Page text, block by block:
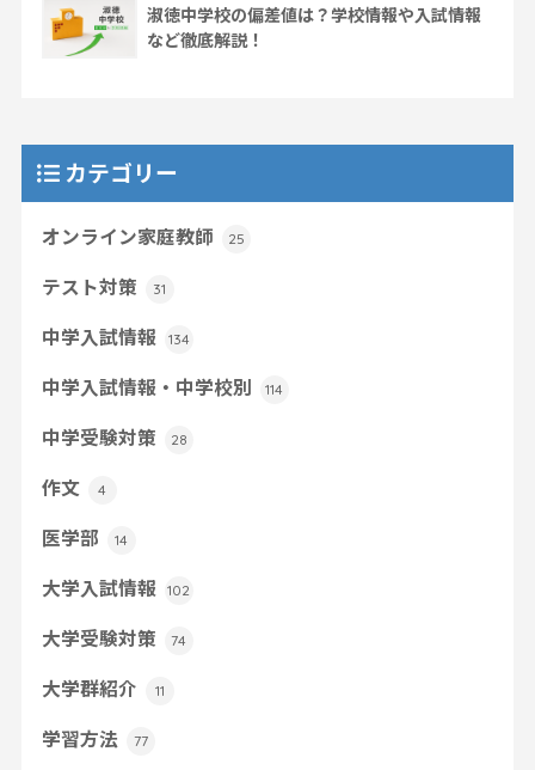
淑徳中学校の偏差値は？学校情報や入試情報
など徹底解説！
カテゴリー
オンライン家庭教師 25
テスト対策 31
中学入試情報 134
中学入試情報・中学校別 114
中学受験対策 28
作文 4
医学部 14
大学入試情報 102
大学受験対策 74
大学群紹介 11
学習方法 77